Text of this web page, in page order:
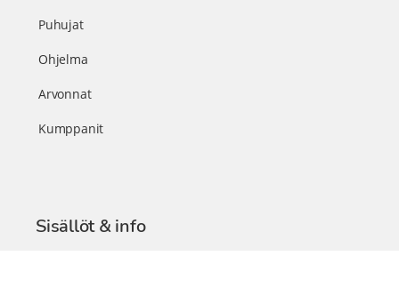
Puhujat
Ohjelma
Arvonnat
Kumppanit
Sisällöt & info